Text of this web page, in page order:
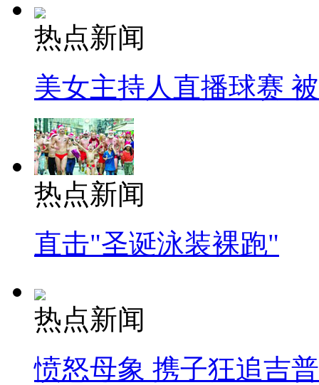
热点新闻
美女主持人直播球赛
热点新闻
直击"圣诞泳装裸跑"
热点新闻
愤怒母象 携子狂追吉